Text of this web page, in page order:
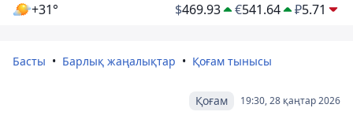
+31° $469.93 €541.64 ₽5.71
Басты Барлық жаңалықтар Қоғам тынысы
19:30, 28 қаңтар 2026
Қоғам